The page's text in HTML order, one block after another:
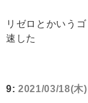
リゼロとかいう
速した
9: 2021/03/18(